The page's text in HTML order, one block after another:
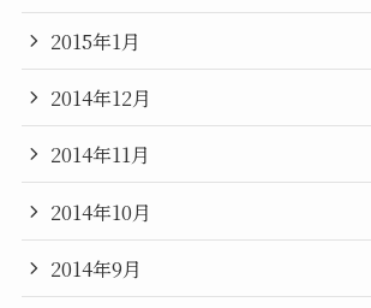
2015年1月
2014年12月
2014年11月
2014年10月
2014年9月